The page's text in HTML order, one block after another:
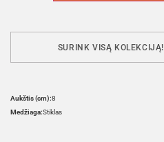
SURINK VISĄ KOLEKCIJĄ!
Aukštis (cm):8
Medžiaga:Stiklas